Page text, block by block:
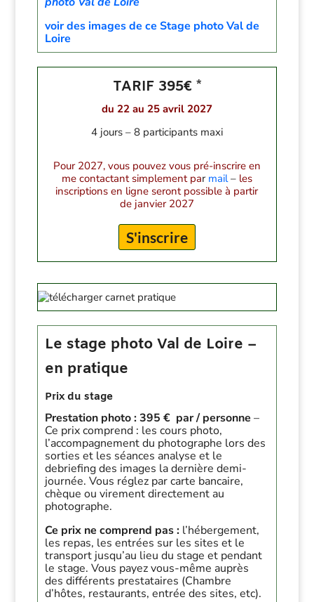
voir des images de ce Stage photo Val de
Loire
TARIF 395€ *
du 22 au 25 avril 2027
4 jours – 8 participants maxi
Pour 2027, vous pouvez vous pré-inscrire en
me contactant simplement par mail– les
inscriptions en ligne seront possible à partir
de janvier 2027
S'inscrire
Le stage photo Val de Loire –
en pratique
Prix du stage
Prestation photo :395 € par / personne –
Ce prix comprend : les cours photo,
l’accompagnement du photographe lors des
sorties et les séances analyse et le
debriefing des images la dernière demi-
journée. Vous réglez par carte bancaire,
chèque ou virement directement au
photographe.
Ce prix ne comprend pas :l’hébergement,
les repas, les entrées sur les sites et le
transport jusqu’au lieu du stage et pendant
le stage. Vous payez vous-même auprès
des différents prestataires (Chambre
d’hôtes, restaurants, entrée des sites, etc).